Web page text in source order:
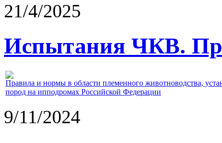
21/4/2025
Испытания ЧКВ.
Правила и нормы в области племенного животноводства,
пород на ипподромах Российской Федерации
9/11/2024